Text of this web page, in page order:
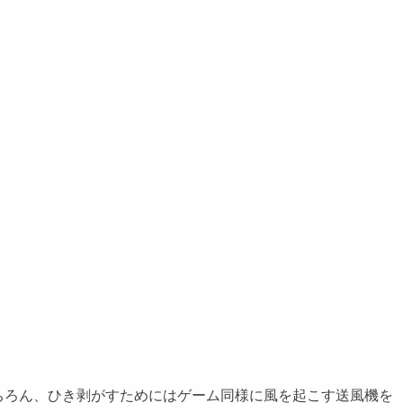
ん、ひき剥がすためにはゲーム同様に風を起こす送風機を